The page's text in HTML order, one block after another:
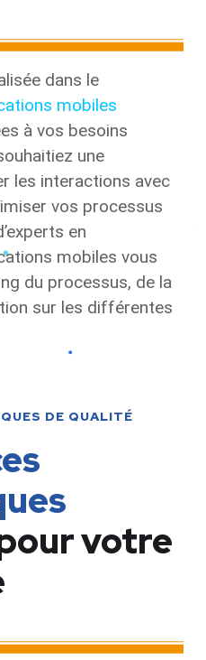
dans le
mobiles
à vos besoins
une
les interactions avec
vos processus
en
mobiles vous
du processus, de la
sur les différentes
DE QUALITÉ
votre